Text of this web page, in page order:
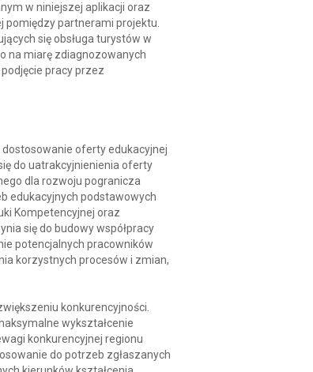
w niniejszej aplikacji oraz
partnerami projektu.
się obsługa turystów w
na miarę zdiagnozowanych
pracy przez
oferty edukacyjnej
do uatrakcyjnienienia oferty
dla rozwoju pogranicza
edukacyjnych podstawowych
Kompetencyjnej oraz
się do budowy współpracy
potencjalnych pracowników
korzystnych procesów i zmian,
konkurencyjności.
wykształcenie
konkurencyjnej regionu
do potrzeb zgłaszanych